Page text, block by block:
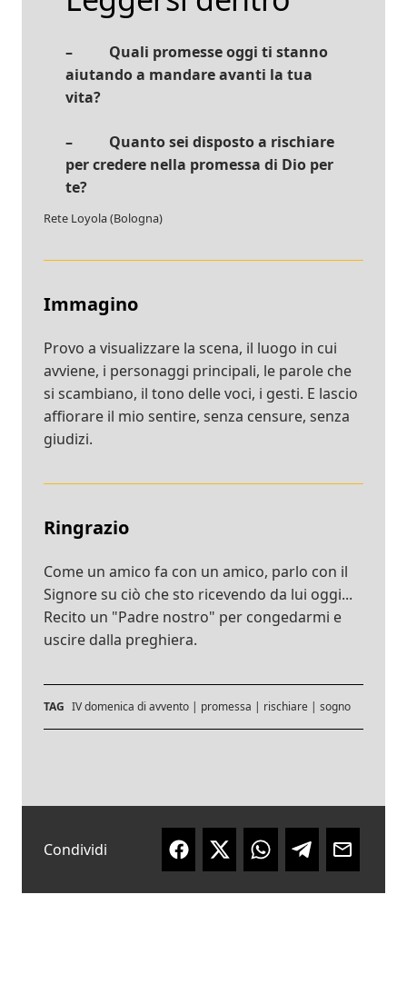
– Quali promesse oggi ti stanno
aiutando a mandare avanti la tua
vita?
– Quanto sei disposto a rischiare
per credere nella promessa di Dio per
te?
Rete Loyola (Bologna)
Immagino
Provo a visualizzare la scena, il luogo in cui
avviene, i personaggi principali, le parole che
si scambiano, il tono delle voci, i gesti. E lascio
affiorare il mio sentire, senza censure, senza
giudizi.
Ringrazio
Come un amico fa con un amico, parlo con il
Signore su ciò che sto ricevendo da lui oggi...
Recito un "Padre nostro" per congedarmi e
uscire dalla preghiera.
TAG IV domenica di avvento | promessa | rischiare | sogno
Condividi